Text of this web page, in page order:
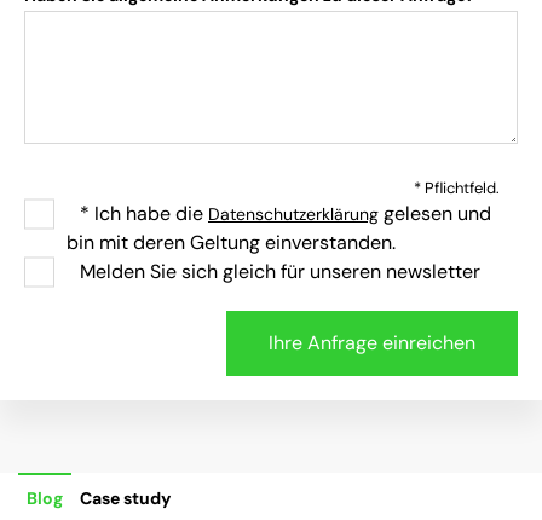
* Pflichtfeld.
* Ich habe die Datenschutzerklärung gelesen und
bin mit deren Geltung einverstanden.
Melden Sie sich gleich für unseren newsletter
Blog Case study